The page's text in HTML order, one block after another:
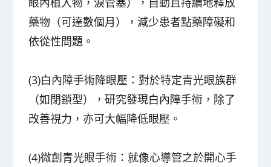
藥物（可達數個月），減少患者點藥障礙和
依從性問題。
(3)白內障手術降眼壓：對於特定青光眼族群
（如閉鎖型），研究發現白內障手術，除了
改善視力，亦可大幅降低眼壓。
(4)微創青光眼手術：就像心導管之於開心手